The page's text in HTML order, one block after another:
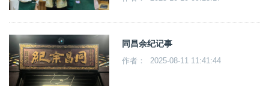
同昌余纪记事
作者： 2025-08-11 11:41:44